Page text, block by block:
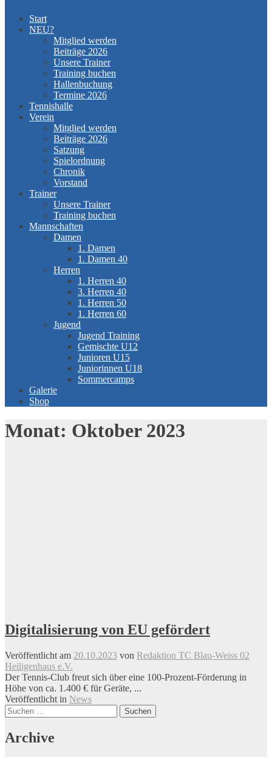
Start
NEU?
Mitglied werden
Beiträge 2026
Unsere Trainer
Training buchen
Hallenbuchung
Termine 2026
Tennishalle
Verein
Mitglied werden
Beiträge 2026
Satzung
Spielordnung
Chronik
Vorstand
Trainer
Unsere Trainer
Training buchen
Mannschaften
Damen
1. Damen
1. Damen 40
Herren
1. Herren 40
3. Herren 40
1. Herren 50
1. Herren 60
Jugend
Jugend Training
Gemischte U12
Junioren U15
Juniorinnen U18
Sommercamps
Galerie
Shop
Monat: Oktober 2023
Digitalisierung von EU gefördert
Veröffentlicht am 20.10.2023 von Redaktion TC Blau-Weiss 02
Heiligenhaus e.V.
Der Tennis-Club freut sich über eine 100-Prozent-Förderung in
Höhe von ca. 1.400 € für Geräte, ...
Veröffentlicht in News
Beitrags-
Navigation
Suchen
nach:
Archive